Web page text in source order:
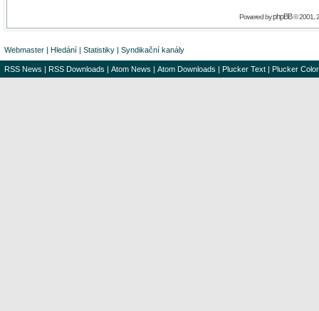
Powered byphpBB© 2001,
Webmaster | Hledání | Statistiky | Syndikační kanály
RSS News | RSS Downloads | Atom News | Atom Downloads | Plucker Text | Plucker Color